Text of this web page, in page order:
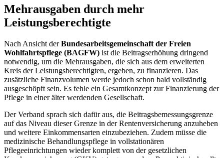
Mehrausgaben durch mehr
Leistungsberechtigte
Nach Ansicht derBundesarbeitsgemeinschaft der Freien
Wohlfahrtspflege (BAGFW) ist die Beitragserhöhung dringend
notwendig, um die Mehrausgaben, die sich aus dem erweiterten
Kreis der Leistungsberechtigten, ergeben, zu finanzieren. Das
zusätzliche Finanzvolumen werde jedoch schon bald vollständig
ausgeschöpft sein. Es fehle ein Gesamtkonzept zur Finanzierung der
Pflege in einer älter werdenden Gesellschaft.
Der Verband sprach sich dafür aus, die Beitragsbemessungsgrenze
auf das Niveau dieser Grenze in der Rentenversicherung anzuheben
und weitere Einkommensarten einzubeziehen. Zudem müsse die
medizinische Behandlungspflege in vollstationären
Pflegeeinrichtungen wieder komplett von der gesetzlichen